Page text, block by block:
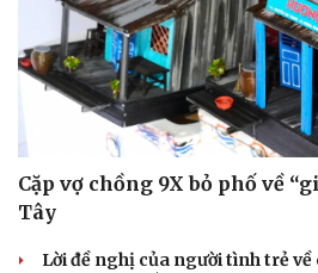
Cặp vợ chồng 9X bỏ phố về
Tây
Lời đề nghị của người tình trẻ